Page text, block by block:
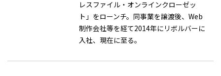
レスファイル・オンラインクローゼッ
ト」をローンチ。同事業を譲渡後、Web
制作会社等を経て2014年にリボルバーに
入社、現在に至る。